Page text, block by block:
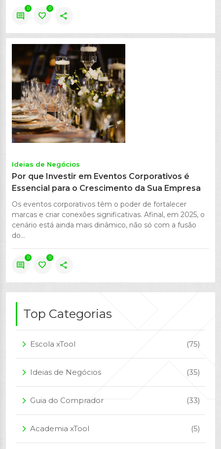
comment
0
favorite
0
share
Ideias de Negócios
Por que Investir em Eventos Corporativos é
Essencial para o Crescimento da Sua Empresa
Os eventos corporativos têm o poder de fortalecer
marcas e criar conexões significativas. Afinal, em 2025, o
cenário está ainda mais dinâmico, não só com a fusão
do...
comment
0
favorite
0
share
Top Categorias
arrow_forward_ios Escola xTool (75)
arrow_forward_ios Ideias de Negócios (35)
arrow_forward_ios Guia do Comprador (33)
arrow_forward_ios Academia xTool (5)